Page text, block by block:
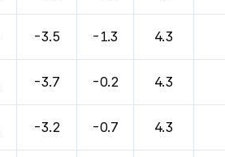
-3.5 -1.3 4.3
-3.7 -0.2 4.3
-3.2 -0.7 4.3